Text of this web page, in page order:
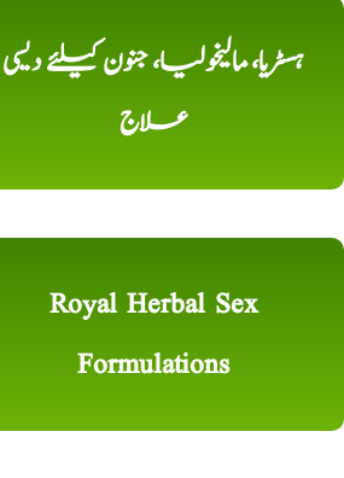
ہسٹریا، مالیخولیا، جنون کیلئے دیسی
علاج
Royal Herbal Sex
Formulations